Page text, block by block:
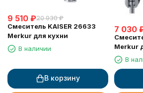
9 510 ₽20 930 ₽
Смеситель KAISER 26633
Merkur для кухни
В наличии
В корзину
7 030
Merkur
монтажа
В